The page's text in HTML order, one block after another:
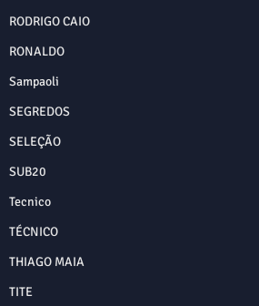
RODRIGO CAIO
RONALDO
Sampaoli
SEGREDOS
SELEÇÃO
SUB20
Tecnico
TÉCNICO
THIAGO MAIA
TITE